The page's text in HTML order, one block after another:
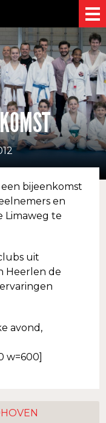
bijeenkomst
en
Limaweg te
uit
Heerlen de
avond,
w=600]